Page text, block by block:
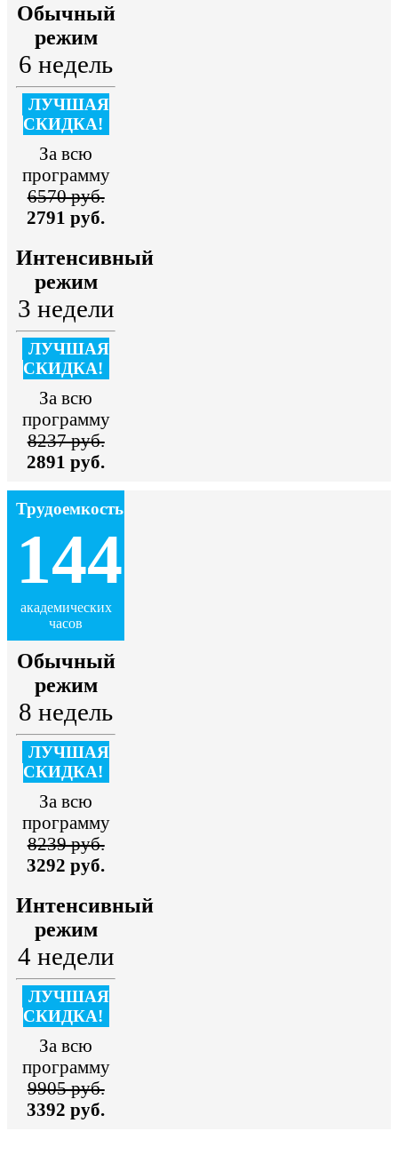
Обычный
режим
6 недель
ЛУЧШАЯ
СКИДКА!
За всю
программу
6570 руб.
2791 руб.
Интенсивный
режим
3 недели
ЛУЧШАЯ
СКИДКА!
За всю
программу
8237 руб.
2891 руб.
Трудоемкость
144
академических
часов
Обычный
режим
8 недель
ЛУЧШАЯ
СКИДКА!
За всю
программу
8239 руб.
3292 руб.
Интенсивный
режим
4 недели
ЛУЧШАЯ
СКИДКА!
За всю
программу
9905 руб.
3392 руб.